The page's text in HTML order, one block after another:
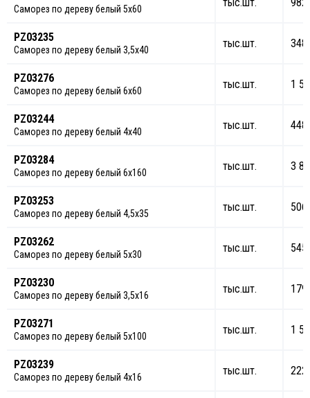
Саморез по дереву белый 5х60
PZ03235
Саморез по дереву белый 3,5х40
тыс.шт.
PZ03276
Саморез по дереву белый 6х60
тыс.шт. 1
PZ03244
Саморез по дереву белый 4х40
тыс.шт.
PZ03284
Саморез по дереву белый 6х160
тыс.шт. 3
PZ03253
Саморез по дереву белый 4,5х35
тыс.шт.
PZ03262
Саморез по дереву белый 5х30
тыс.шт.
PZ03230
Саморез по дереву белый 3,5х16
тыс.шт.
PZ03271
Саморез по дереву белый 5х100
тыс.шт. 1
PZ03239
Саморез по дереву белый 4х16
тыс.шт.